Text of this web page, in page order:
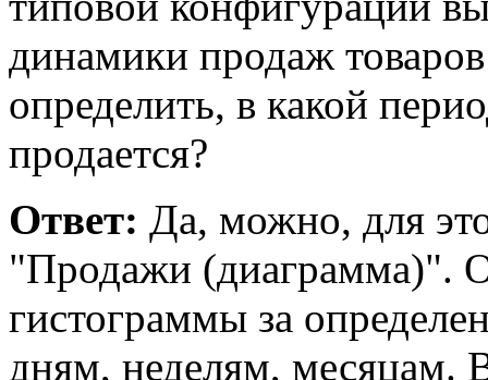
динамики продаж
определить, в какой
продается?
Ответ: Да, можно, для
"Продажи (диаграмма)".
гистограммы за
дням, неделям, месяцам.